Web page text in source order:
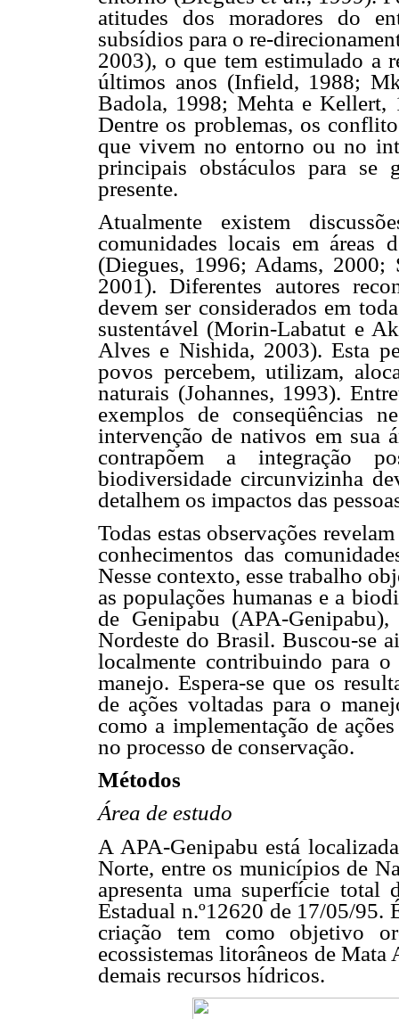
atitudes dos moradores do
subsídios para o re-
2003), o que tem estimulado a
últimos anos (Infield, 1988;
Badola, 1998; Mehta e Kellert,
Dentre os problemas, os
que vivem no entorno ou no
principais obstáculos para se
presente.
Atualmente existem
comunidades locais em áreas
(Diegues, 1996; Adams, 2000;
2001). Diferentes autores
devem ser considerados em
sustentável (Morin-Labatut e
Alves e Nishida, 2003). Esta
povos percebem, utilizam,
naturais (Johannes, 1993).
exemplos de conseqüências
intervenção de nativos em sua
contrapõem a integração
biodiversidade circunvizinha
detalhem os impactos das
Todas estas observações
conhecimentos das
Nesse contexto, esse trabalho
as populações humanas e a
de Genipabu (APA-
Nordeste do Brasil. Buscou-se
localmente contribuindo para
manejo. Espera-se que os
de ações voltadas para o
como a implementação de
no processo de conservação.
Métodos
Área de estudo
A APA-Genipabu está
Norte, entre os municípios de
apresenta uma superfície
Estadual n.º12620 de 17/05/95.
criação tem como objetivo
ecossistemas litorâneos de
demais recursos hídricos.